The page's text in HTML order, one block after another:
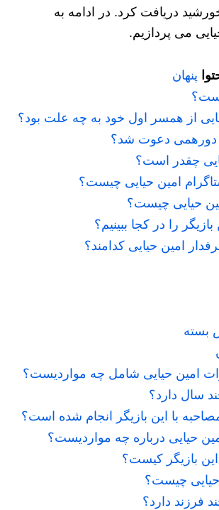
دریافت کرد. در ادامه به
می پردازیم.
پنهان
از همسر اول خود به چه علت بود؟
دورهمی دعوت شد؟
چقدر است؟
امین حیایی چیست؟
حیایی چیست؟
را در کجا ببینیم؟
امین حیایی کدامند؟
بسته
امین حیایی شامل چه مواردیست؟
سال دارد؟
مصاحبه با این بازیگر انجام شده است؟
حیایی درباره چه مواردیست؟
بازیگر کیست؟
چیست؟
فرزند دارد؟